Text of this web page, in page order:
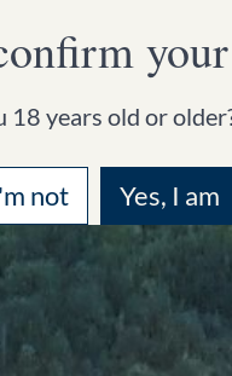
18 years old or
not Yes, I am